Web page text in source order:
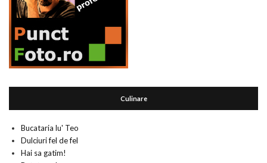
Culinare
Bucataria lu' Teo
Dulciuri fel de fel
Hai sa gatim!